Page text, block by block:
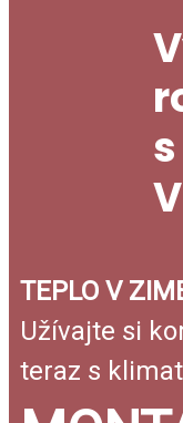
s
TEPLO V
Užívajte si
teraz s